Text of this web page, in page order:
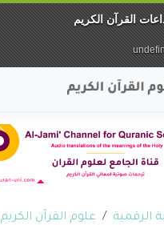
الرقمية
علوم القرآن الكريم
القرآن الكريم